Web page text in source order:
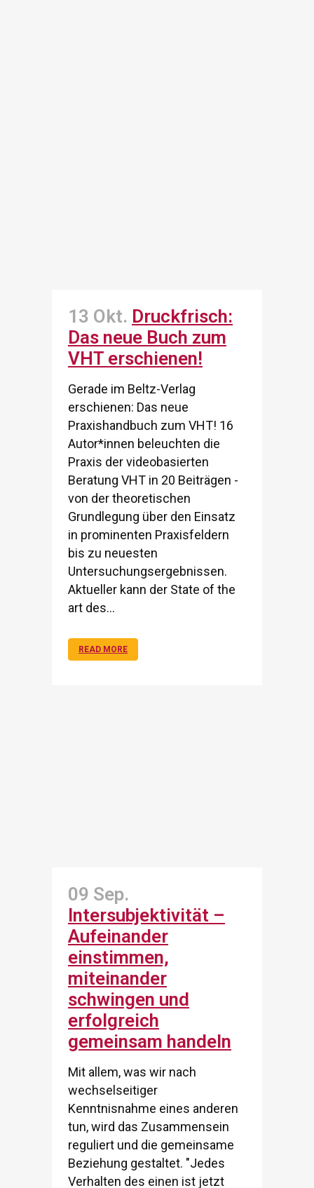
13 Okt. Druckfrisch:
Das neue Buch zum
VHT erschienen!
Gerade im Beltz-Verlag
erschienen: Das neue
Praxishandbuch zum VHT! 16
Autor*innen beleuchten die
Praxis der videobasierten
Beratung VHT in 20 Beiträgen -
von der theoretischen
Grundlegung über den Einsatz
in prominenten Praxisfeldern
bis zu neuesten
Untersuchungsergebnissen.
Aktueller kann der State of the
art des...
READ MORE
09 Sep.
Intersubjektivität –
Aufeinander
einstimmen,
miteinander
schwingen und
erfolgreich
gemeinsam handeln
Mit allem, was wir nach
wechselseitiger
Kenntnisnahme eines anderen
tun, wird das Zusammensein
reguliert und die gemeinsame
Beziehung gestaltet. "Jedes
Verhalten des einen ist jetzt